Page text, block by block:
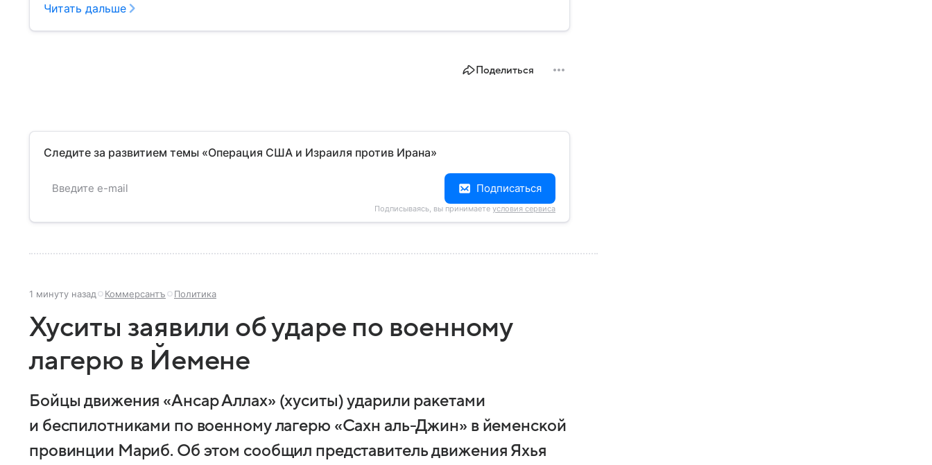
Читать дальше
Поделиться
Следите за развитием темы «Операция США и Израиля против Ирана»
Подписаться
Подписываясь, вы принимаете условия сервиса
1 минуту назад Коммерсантъ Политика
Хуситы заявили об ударе по военному
лагерю в Йемене
Бойцы движения «Ансар Аллах» (хуситы) ударили ракетами
и беспилотниками по военному лагерю «Сахн аль-Джин» в йеменской
провинции Мариб. Об этом сообщил представитель движения Яхья